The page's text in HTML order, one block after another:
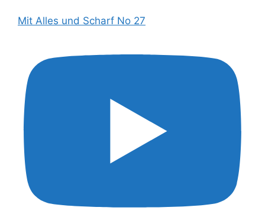
Mit Alles und Scharf No 27